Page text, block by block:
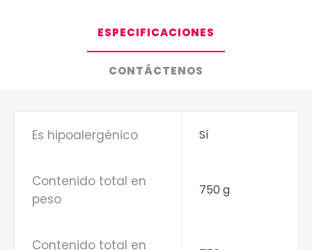
ESPECIFICACIONES
CONTÁCTENOS
Es hipoalergénico Sí
Contenido total en
peso
750 g
Contenido total en